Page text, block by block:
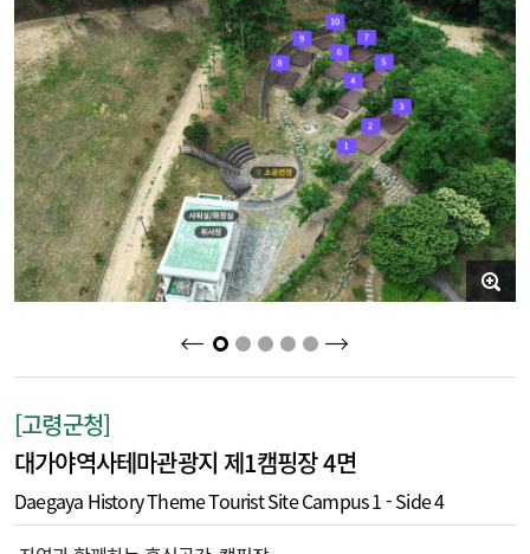
2 3 4 5
[고령군청]
대가야역사테마관광지 제1캠핑장 4면
Daegaya History Theme Tourist Site Campus 1 - Side 4